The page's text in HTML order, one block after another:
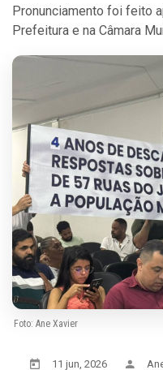
Pronunciamento foi feito
Prefeitura e na Câmara
Foto: Ane Xavier
11 jun, 2026